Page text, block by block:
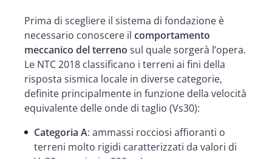
Prima di scegliere il sistema di fondazione è
necessario conoscere il comportamento
meccanico del terreno sul quale sorgerà l’opera.
Le NTC 2018 classificano i terreni ai fini della
risposta sismica locale in diverse categorie,
definite principalmente in funzione della velocità
equivalente delle onde di taglio (Vs30):
Categoria A: ammassi rocciosi affioranti o
terreni molto rigidi caratterizzati da valori di